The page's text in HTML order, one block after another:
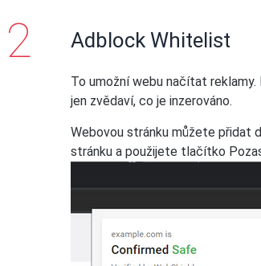
Adblock Whitelist
To umožní webu načítat
jen zvědaví, co je inzerováno.
Webovou stránku můžete přidat
stránku a použijete tlačítko